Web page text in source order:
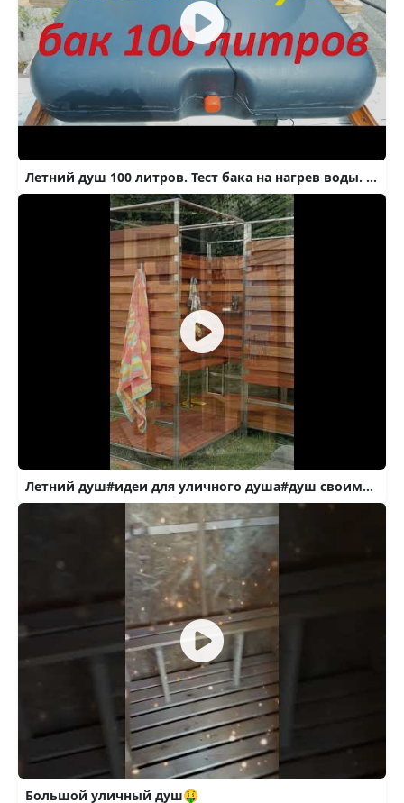
Летний душ 100 литров. Тест бака на нагрев воды. Плюсы и минусы.
Летний душ#идеи для уличного душа#душ своими руками
Большой уличный душ🤑